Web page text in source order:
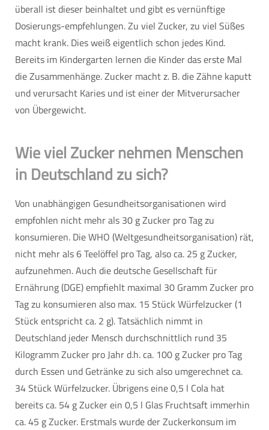
überall ist dieser beinhaltet und gibt es vernünftige
Dosierungs-empfehlungen. Zu viel Zucker, zu viel Süßes
macht krank. Dies weiß eigentlich schon jedes Kind.
Bereits im Kindergarten lernen die Kinder das erste Mal
die Zusammenhänge. Zucker macht z. B. die Zähne kaputt
und verursacht Karies und ist einer der Mitverursacher
von Übergewicht.
Wie viel Zucker nehmen Menschen
in Deutschland zu sich?
Von unabhängigen Gesundheitsorganisationen wird
empfohlen nicht mehr als 30 g Zucker pro Tag zu
konsumieren. Die WHO (Weltgesundheitsorganisation) rät,
nicht mehr als 6 Teelöffel pro Tag, also ca. 25 g Zucker,
aufzunehmen. Auch die deutsche Gesellschaft für
Ernährung (DGE) empfiehlt maximal 30 Gramm Zucker pro
Tag zu konsumieren also max. 15 Stück Würfelzucker (1
Stück entspricht ca. 2 g). Tatsächlich nimmt in
Deutschland jeder Mensch durchschnittlich rund 35
Kilogramm Zucker pro Jahr d.h. ca. 100 g Zucker pro Tag
durch Essen und Getränke zu sich also umgerechnet ca.
34 Stück Würfelzucker. Übrigens eine 0,5 l Cola hat
bereits ca. 54 g Zucker ein 0,5 l Glas Fruchtsaft immerhin
ca. 45 g Zucker. Erstmals wurde der Zuckerkonsum im